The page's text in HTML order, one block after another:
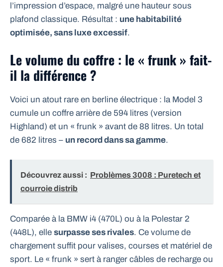
l’impression d’espace, malgré une hauteur sous
plafond classique. Résultat : une habitabilité
optimisée, sans luxe excessif.
Le volume du coffre : le « frunk » fait-
il la différence ?
Voici un atout rare en berline électrique : la Model 3
cumule un coffre arrière de 594 litres (version
Highland) et un « frunk » avant de 88 litres. Un total
de 682 litres – un record dans sa gamme.
Découvrez aussi : Problèmes 3008 : Puretech et
courroie distrib
Comparée à la BMW i4 (470L) ou à la Polestar 2
(448L), elle surpasse ses rivales. Ce volume de
chargement suffit pour valises, courses et matériel de
sport. Le « frunk » sert à ranger câbles de recharge ou